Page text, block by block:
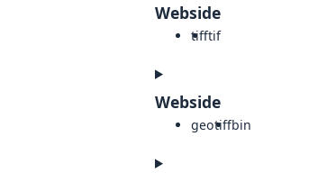
Webside
tifftif
Webside
geotiffbin